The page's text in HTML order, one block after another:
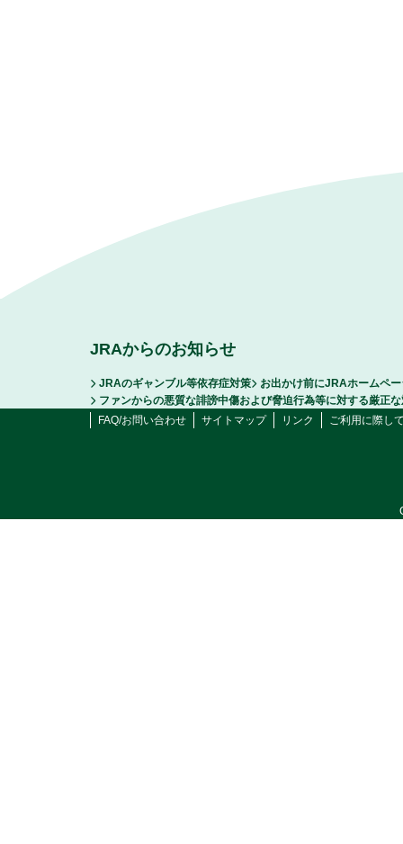
JRAからのお知らせ
JRAのギャンブル等依存症対策
お出かけ前にJRAホームペ
ファンからの悪質な誹謗中傷および脅迫行為等に対する厳正
FAQ/お問い合わせ
サイトマップ リンク ご利用に際し